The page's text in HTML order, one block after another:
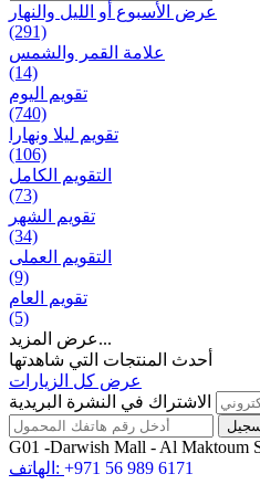
عرض الأسبوع أو الليل والنهار
(291)
علامة القمر والشمس
(14)
تقویم الیوم
(740)
تقويم ليلا ونهارا
(106)
التقويم الكامل
(73)
تقويم الشهر
(34)
التقويم العملی
(9)
تقويم العام
(5)
عرض المزيد...
أحدث المنتجات التي شاهدتها
عرض كل الزيارات
الاشتراك في النشرة البريدية
G01 -Darwish Mall - Al Maktoum
الهاتف: +971 56 989 6171